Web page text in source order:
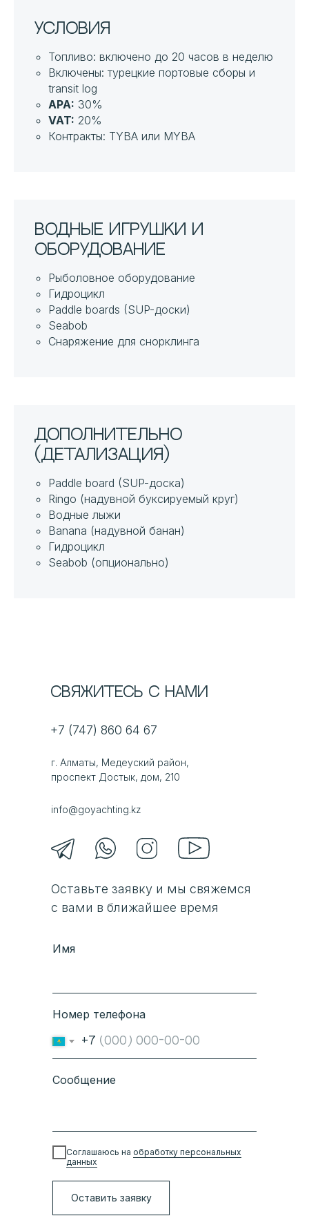
Условия
Топливо: включено до 20 часов в неделю
Включены: турецкие портовые сборы и
transit log
APA: 30%
VAT: 20%
Контракты: TYBA или MYBA
Водные игрушки и
оборудование
Рыболовное оборудование
Гидроцикл
Paddle boards (SUP-доски)
Seabob
Снаряжение для снорклинга
Дополнительно
(детализация)
Paddle board (SUP-доска)
Ringo (надувной буксируемый круг)
Водные лыжи
Banana (надувной банан)
Гидроцикл
Seabob (опционально)
Свяжитесь с нами
+7 (747) 860 64 67
Оставьте заявку и мы свяжемся
с вами в ближайшее время
г. Алматы, Медеуский район,
проспект Достык, дом, 210
info@goyachting.kz
Имя
Номер телефона
+7
Сообщение
Соглашаюсь на обработку персональных
данных
Оставить заявку